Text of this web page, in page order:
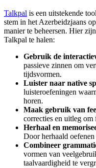
Talkpal is een uitstekende
stem in het Azerbeidzjaans
manier te beheersen. Hier
Talkpal te halen:
Gebruik de
passieve zinnen om
tijdsvormen.
Luister naar native
luisteroefeningen
horen.
Maak gebruik van
correcties en uitleg
Herhaal en
Door herhaald
Combineer
vormen van
taalvaardigheid te